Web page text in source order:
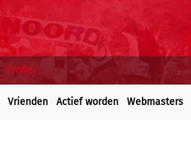
Profiel
Vrienden Actief worden Webmasters